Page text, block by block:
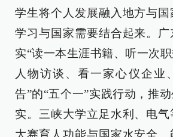
学生将个人发展融入地方与
学习与国家需要结合起来。
实“读一本生涯书籍、听一次
人物访谈、看一家心仪企业
告”的“五个一”实践行动，推
实。三峡大学立足水利、电
大赛育人功能与国家水安全